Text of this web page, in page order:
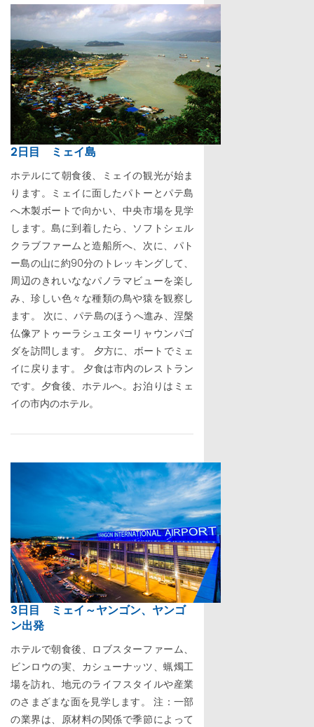
2日目 ミェイ島
ホテルにて朝食後、ミェイの観光が始ま
ります。ミェイに面したパトーとパテ島
へ木製ボートで向かい、中央市場を見学
します。島に到着したら、ソフトシェル
クラブファームと造船所へ、次に、パト
ー島の山に約90分のトレッキングして、
周辺のきれいななパノラマビューを楽し
み、珍しい色々な種類の鳥や猿を観察し
ます。 次に、パテ島のほうへ進み、涅槃
仏像アトゥーラシュエターリャウンパゴ
ダを訪問します。 夕方に、ボートでミェ
イに戻ります。 夕食は市内のレストラン
です。夕食後、ホテルへ。お泊りはミェ
イの市内のホテル。
3日目 ミェイ～ヤンゴン、ヤンゴ
ン出発
ホテルで朝食後、ロブスターファーム、
ビンロウの実、カシューナッツ、蝋燭工
場を訪れ、地元のライフスタイルや産業
のさまざまな面を見学します。 注：一部
の業界は、原材料の関係で季節によって